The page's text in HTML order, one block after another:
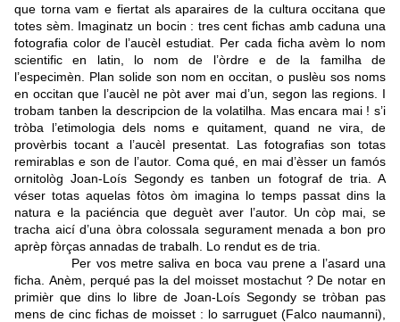
que torna vam e fiertat als aparaires de la cultura occitana que
totes sèm. Imaginatz un bocin : tres cent fichas amb caduna una
fotografia color de l’aucèl estudiat. Per cada ficha avèm lo nom
scientific en latin, lo nom de l’òrdre e de la familha de
l’especimèn. Plan solide son nom en occitan, o puslèu sos noms
en occitan que l’aucèl ne pòt aver mai d’un, segon las regions. I
trobam tanben la descripcion de la volatilha. Mas encara mai ! s’i
tròba l’etimologia dels noms e quitament, quand ne vira, de
provèrbis tocant a l’aucèl presentat. Las fotografias son totas
remirablas e son de l’autor. Coma qué, en mai d’èsser un famós
ornitològ Joan-Loís Segondy es tanben un fotograf de tria. A
véser totas aquelas fòtos òm imagina lo temps passat dins la
natura e la paciéncia que deguèt aver l’autor. Un còp mai, se
tracha aicí d’una òbra colossala segurament menada a bon pro
aprèp fòrças annadas de trabalh. Lo rendut es de tria.
Per vos metre saliva en boca vau prene a l’asard una
ficha. Anèm, perqué pas la del moisset mostachut ? De notar en
primièr que dins lo libre de Joan-Loís Segondy se tròban pas
mens de cinc fichas de moisset : lo sarruguet (Falco naumanni),